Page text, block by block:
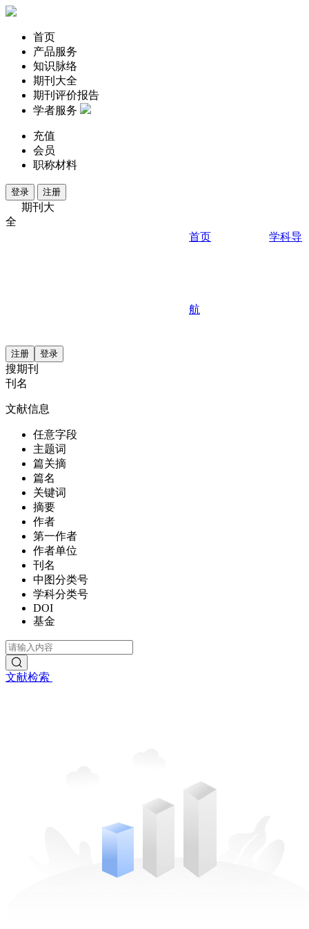
首页
产品服务
知识脉络
期刊大全
期刊评价报告
学者服务
充值
会员
职称材料
登录 注册
期刊大
全
首页
学科导
航
注册 登录
搜期刊
刊名
文献信息
任意字段
主题词
篇关摘
篇名
关键词
摘要
作者
第一作者
作者单位
刊名
中图分类号
学科分类号
DOI
基金
文献检索